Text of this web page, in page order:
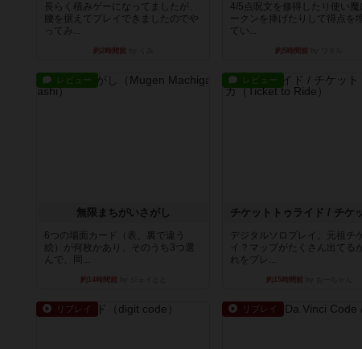
長らく積みゲーになってましたが、
腰を据えてプレイできましたのでや
ってみ...
約2時間前
4/5点呪文を修得したり使い魔
ークンを捧げたりして得点を
てい...
約5時間前
レビュー
無限まちがいさがし
6つの場面カード（表、裏で違う
絵）が何枚かあり、そのうち3つ選
んで、同...
約14時間前
レビュー
デジタルソロプレイ。元祖チ
イ？マップがたくさん出てる
れをプレ...
約15時間前
リプレイ リプレイ